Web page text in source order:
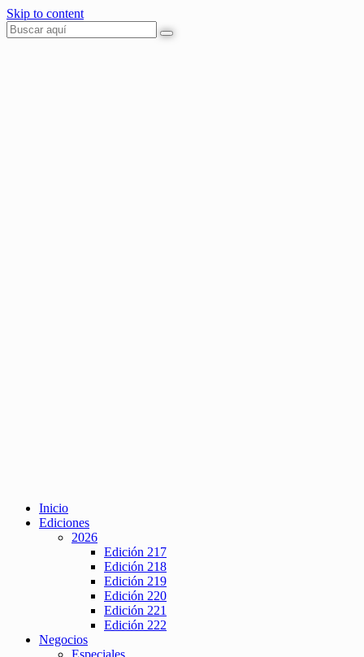
Skip to content
Inicio
Ediciones
2026
Edición 217
Edición 218
Edición 219
Edición 220
Edición 221
Edición 222
Negocios
Especiales